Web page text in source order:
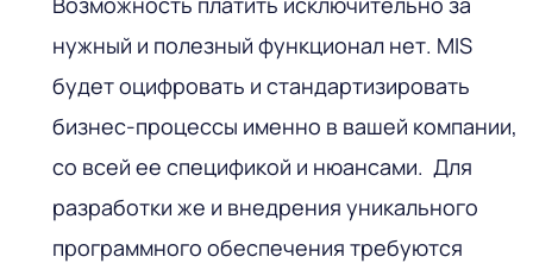
нужный и полезный функционал нет. MIS
будет оцифровать и стандартизировать
бизнес-процессы именно в вашей компании,
со всей ее спецификой и нюансами. Для
разработки же и внедрения уникального
программного обеспечения требуются